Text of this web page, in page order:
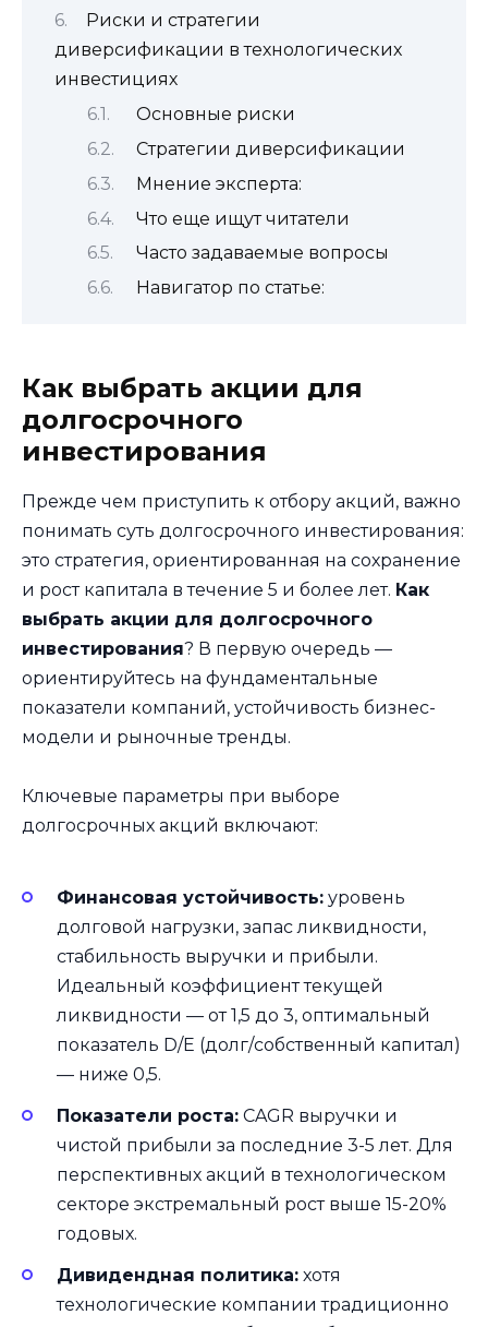
Риски и стратегии
диверсификации в технологических
инвестициях
Основные риски
Стратегии диверсификации
Мнение эксперта:
Что еще ищут читатели
Часто задаваемые вопросы
Навигатор по статье:
Как выбрать акции для
долгосрочного
инвестирования
Прежде чем приступить к отбору акций, важно
понимать суть долгосрочного инвестирования:
это стратегия, ориентированная на сохранение
и рост капитала в течение 5 и более лет. Как
выбрать акции для долгосрочного
инвестирования? В первую очередь —
ориентируйтесь на фундаментальные
показатели компаний, устойчивость бизнес-
модели и рыночные тренды.
Ключевые параметры при выборе
долгосрочных акций включают:
Финансовая устойчивость: уровень
долговой нагрузки, запас ликвидности,
стабильность выручки и прибыли.
Идеальный коэффициент текущей
ликвидности — от 1,5 до 3, оптимальный
показатель D/E (долг/собственный капитал)
— ниже 0,5.
Показатели роста: CAGR выручки и
чистой прибыли за последние 3-5 лет. Для
перспективных акций в технологическом
секторе экстремальный рост выше 15-20%
годовых.
Дивидендная политика: хотя
технологические компании традиционно